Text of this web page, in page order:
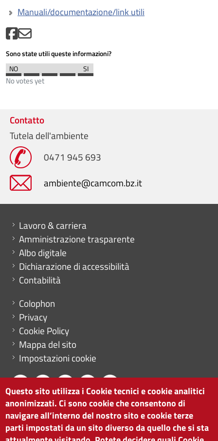
Manuali/documentazione/link utili
Sono state utili queste informazioni?
No votes yet
Contatto
Tutela dell'ambiente
0471 945 693
ambiente@camcom.bz.it
Mini menu di servizio
Lavoro & carriera
Amministrazione trasparente
Albo digitale
Dichiarazione di accessibilità
Contabilità
Menu footer
Colophon
Privacy
Cookie Policy
Mappa del sito
Impostazioni cookie
CAMERA DI COMMERCIO DI BOLZANO
via Alto Adige 60 | I-39100 Bolzano
tel. 0471 945 511 |info@camcom.bz.it
Questo sito utilizza i Cookie tecnici e cookie analitici
anonimizzati. Ci sono cookie che consentono di
navigare all’interno del nostro sito e cookie terze
parti impostati da un sito diverso da quello che si sta